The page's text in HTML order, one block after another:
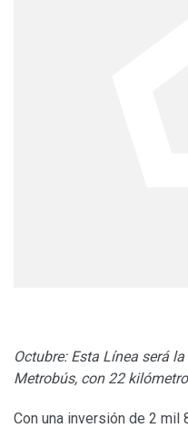
Octubre: Esta Línea será
Metrobús, con 22
Con una inversión de 2